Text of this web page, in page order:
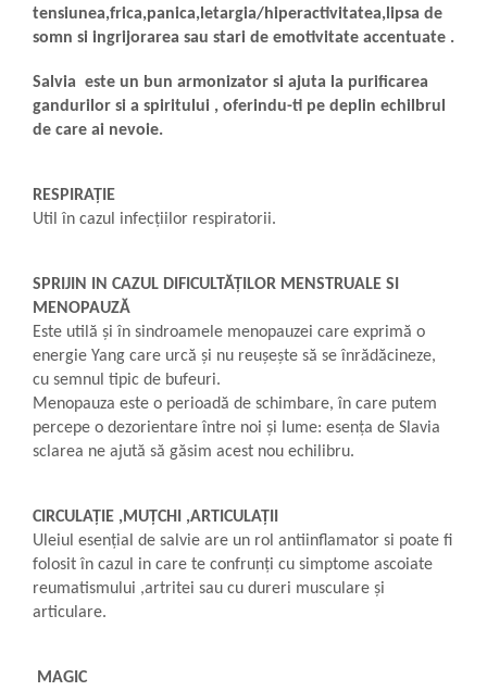
tensiunea,frica,panica,letargia/hiperactivitatea,lipsa de
somn si ingrijorarea sau stari de emotivitate accentuate .
Salvia este un bun armonizator si ajuta la purificarea
gandurilor si a spiritului , oferindu-ti pe deplin echilbrul
de care ai nevoie.
RESPIRAȚIE
Util în cazul infecțiilor respiratorii.
SPRIJIN IN CAZUL DIFICULTĂȚILOR MENSTRUALE SI
MENOPAUZĂ
Este util ă și în sindroamele menopauzei care exprimă o
energie Yang care urcă și nu reușește să se înrădăcineze,
cu semnul tipic de bufeuri.
Menopauza este o perioadă de schimbare, în care putem
percepe o dezorientare între noi și lume: esența de Slavia
sclarea ne ajută să găsim acest nou echilibru.
CIRCULAȚIE ,MUȚCHI ,ARTICULAȚII
Uleiul esențial de salvie are un rol antiinflamator si poate fi
folosit în cazul in care te confrunți cu simptome ascoiate
reumatismului ,artritei sau cu dureri musculare și
articulare.
MAGIC